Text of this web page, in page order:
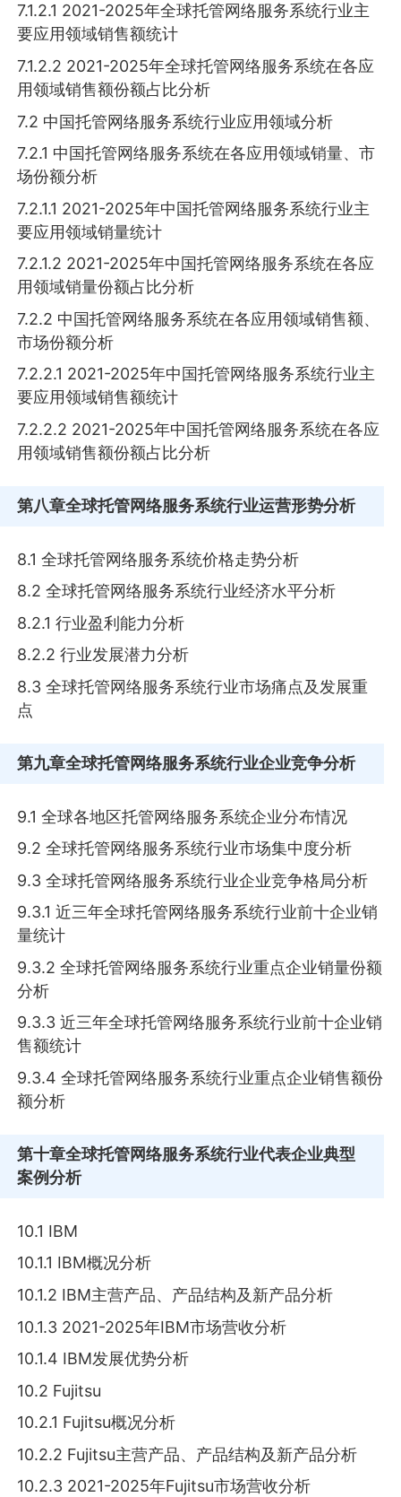
7.1.2.1 2021-2025年全球托管网络服务系统行业主
要应用领域销售额统计
7.1.2.2 2021-2025年全球托管网络服务系统在各应
用领域销售额份额占比分析
7.2 中国托管网络服务系统行业应用领域分析
7.2.1 中国托管网络服务系统在各应用领域销量、市
场份额分析
7.2.1.1 2021-2025年中国托管网络服务系统行业主
要应用领域销量统计
7.2.1.2 2021-2025年中国托管网络服务系统在各应
用领域销量份额占比分析
7.2.2 中国托管网络服务系统在各应用领域销售额、
市场份额分析
7.2.2.1 2021-2025年中国托管网络服务系统行业主
要应用领域销售额统计
7.2.2.2 2021-2025年中国托管网络服务系统在各应
用领域销售额份额占比分析
第八章全球托管网络服务系统行业运营形势分析
8.1 全球托管网络服务系统价格走势分析
8.2 全球托管网络服务系统行业经济水平分析
8.2.1 行业盈利能力分析
8.2.2 行业发展潜力分析
8.3 全球托管网络服务系统行业市场痛点及发展重
点
第九章全球托管网络服务系统行业企业竞争分析
9.1 全球各地区托管网络服务系统企业分布情况
9.2 全球托管网络服务系统行业市场集中度分析
9.3 全球托管网络服务系统行业企业竞争格局分析
9.3.1 近三年全球托管网络服务系统行业前十企业销
量统计
9.3.2 全球托管网络服务系统行业重点企业销量份额
分析
9.3.3 近三年全球托管网络服务系统行业前十企业销
售额统计
9.3.4 全球托管网络服务系统行业重点企业销售额份
额分析
第十章全球托管网络服务系统行业代表企业典型
案例分析
10.1 IBM
10.1.1 IBM概况分析
10.1.2 IBM主营产品、产品结构及新产品分析
10.1.3 2021-2025年IBM市场营收分析
10.1.4 IBM发展优势分析
10.2 Fujitsu
10.2.1 Fujitsu概况分析
10.2.2 Fujitsu主营产品、产品结构及新产品分析
10.2.3 2021-2025年Fujitsu市场营收分析